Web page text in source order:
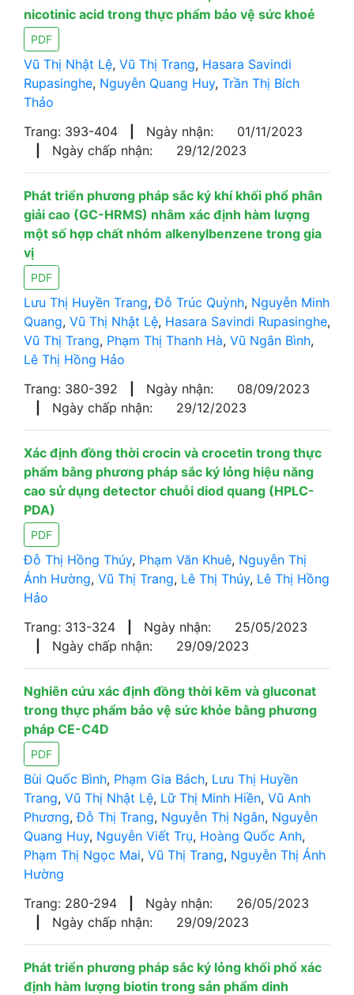
nicotinic acid trong thực phẩm bảo vệ sức khoẻ
PDF
Vũ Thị Nhật Lệ, Vũ Thị Trang, Hasara Savindi
Rupasinghe, Nguyễn Quang Huy, Trần Thị Bích
Thảo
Trang: 393-404
Ngày nhận:
01/11/2023
Ngày chấp nhận: 29/12/2023
Phát triển phương pháp sắc ký khí khối phổ phân
giải cao (GC-HRMS) nhằm xác định hàm lượng
một số hợp chất nhóm alkenylbenzene trong gia
vị
PDF
Lưu Thị Huyền Trang,Đỗ Trúc Quỳnh, Nguyễn Minh
Quang, Vũ Thị Nhật Lệ, Hasara Savindi Rupasinghe,
Vũ Thị Trang, Phạm Thị Thanh Hà, Vũ Ngân Bình,
Lê Thị Hồng Hảo
Trang: 380-392
Ngày nhận:
08/09/2023
Ngày chấp nhận: 29/12/2023
Xác định đồng thời crocin và crocetin trong thực
phẩm bằng phương pháp sắc ký lỏng hiệu năng
cao sử dụng detector chuỗi diod quang (HPLC-
PDA)
PDF
Đỗ Thị Hồng Thúy, Phạm Văn Khuê, Nguyễn Thị
Ánh Hường, Vũ Thị Trang, Lê Thị Thúy, Lê Thị Hồng
Hảo
Trang: 313-324
Ngày nhận:
25/05/2023
Ngày chấp nhận: 29/09/2023
Nghiên cứu xác định đồng thời kẽm và gluconat
trong thực phẩm bảo vệ sức khỏe bằng phương
pháp CE-C4D
PDF
Bùi Quốc Bình, Phạm Gia Bách, Lưu Thị Huyền
Trang, Vũ Thị Nhật Lệ, Lữ Thị Minh Hiền, Vũ Anh
Phương,Đỗ Thị Trang, Nguyễn Thị Ngân, Nguyễn
Quang Huy, Nguyễn Viết Trụ, Hoàng Quốc Anh,
Phạm Thị Ngọc Mai, Vũ Thị Trang, Nguyễn Thị Ánh
Hường
Trang: 280-294
Ngày nhận:
26/05/2023
Ngày chấp nhận: 29/09/2023
Phát triển phương pháp sắc ký lỏng khối phổ xác
định hàm lượng biotin trong sản phẩm dinh